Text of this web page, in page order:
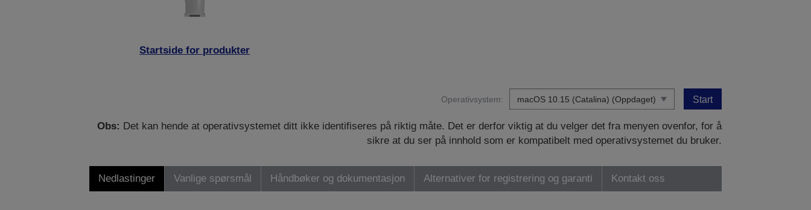
Startside for produkter
Operativsystem: Start
Obs: Det kan hende at operativsystemet ditt ikke identifiseres på riktig måte. Det er derfor viktig at du velger det fra menyen ovenfor, for å
sikre at du ser på innhold som er kompatibelt med operativsystemet du bruker.
Nedlastinger Vanlige spørsmål Håndbøker og dokumentasjon Alternativer for registrering og garanti Kontakt oss